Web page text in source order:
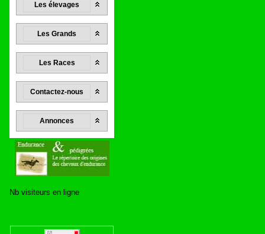
Les élevages
Les Grands
Les Races
Contactez-nous
Annonces
Nb visiteurs en ligne